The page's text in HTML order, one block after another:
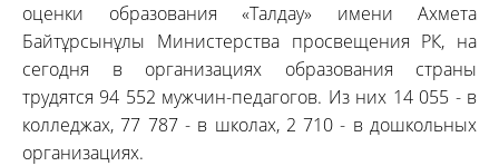
оценки образования «Талдау» имени Ахмета
Байтұрсынұлы Министерства просвещения РК, на
сегодня в организациях образования страны
трудятся 94 552 мужчин-педагогов. Из них 14 055 - в
колледжах, 77 787 - в школах, 2 710 - в дошкольных
организациях.